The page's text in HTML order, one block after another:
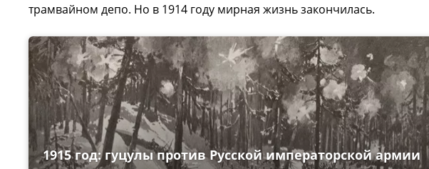
трамвайном депо. Но в 1914 году мирная жизнь закончилась.
1915 год: гуцулы против Русской императорской армии